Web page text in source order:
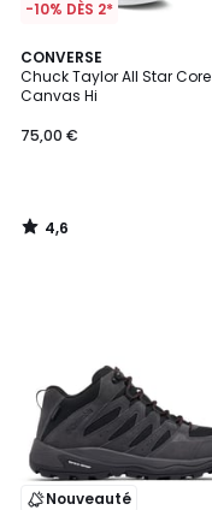
-10% DÈS 2*
CONVERSE
Chuck Taylor All Star Core
Canvas Hi
75,00 €
4,6
/ 5
4,6
/
Nouveauté